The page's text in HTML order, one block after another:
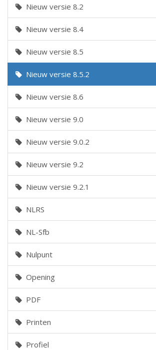
Nieuw versie 8.2
Nieuw versie 8.4
Nieuw versie 8.5
Nieuw versie 8.5.2
Nieuw versie 8.6
Nieuw versie 9.0
Nieuw versie 9.0.2
Nieuw versie 9.2
Nieuw versie 9.2.1
NLRS
NL-Sfb
Nulpunt
Opening
PDF
Printen
Profiel